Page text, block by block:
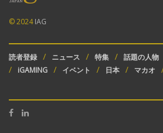
© 2024IAG
読者登録 ニュース 特集 話題の人物
iGAMING
イベント 日本 マカオ